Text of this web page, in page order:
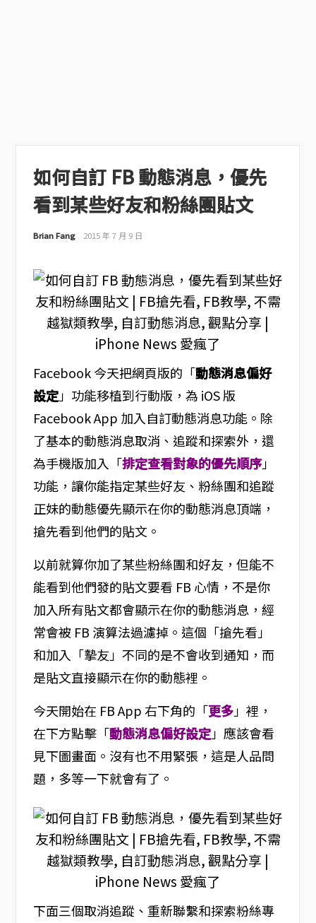
如何自訂 FB 動態消息，優先
看到某些好友和粉絲團貼文
Brian Fang 2015 年 7 月 9 日
Facebook 今天把網頁版的「動態消息偏好
設定」功能移植到行動版，為 iOS 版
Facebook App 加入自訂動態消息功能。除
了基本的動態消息取消、追蹤和探索外，還
為手機版加入「排定查看對象的優先順序」
功能，讓你能指定某些好友、粉絲團和追蹤
正妹的動態優先顯示在你的動態消息頂端，
搶先看到他們的貼文。
以前就算你加了某些粉絲團和好友，但能不
能看到他們發的貼文要看 FB 心情，不是你
加入所有貼文都會顯示在你的動態消息，經
常會被 FB 演算法過濾掉。這個「搶先看」
和加入「摰友」不同的是不會收到通知，而
是貼文直接顯示在你的動態裡。
今天開始在 FB App 右下角的「更多」裡，
在下方點擊「動態消息偏好設定」應該會看
見下圖畫面。沒有也不用緊張，這是人品問
題，多等一下就會有了。
下面三個取消追蹤、重新聯繫和探索粉絲專